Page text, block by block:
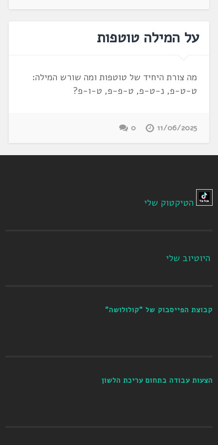
על המילה טוטפות
מה צורת היחיד של טוטפות ומה שורש המילה:
ט-ט-פ, נ-ט-פ, ט-פ-פ, ט-ו-פ?
11/06/2025
0
הטיקטוק שלי
היוטיוב שלי
קבוצת הפייסבוק של "קולולושה"
הצעות עבודה בתחום עריכת הלשון